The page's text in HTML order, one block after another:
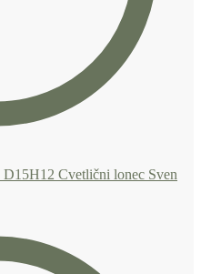
Cvetlični lonec Sven